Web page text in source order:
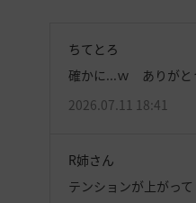
ちてとろ
確かに...ｗ ありがと
2026.07.11 18:41
R姉さん
テンションが上がっ